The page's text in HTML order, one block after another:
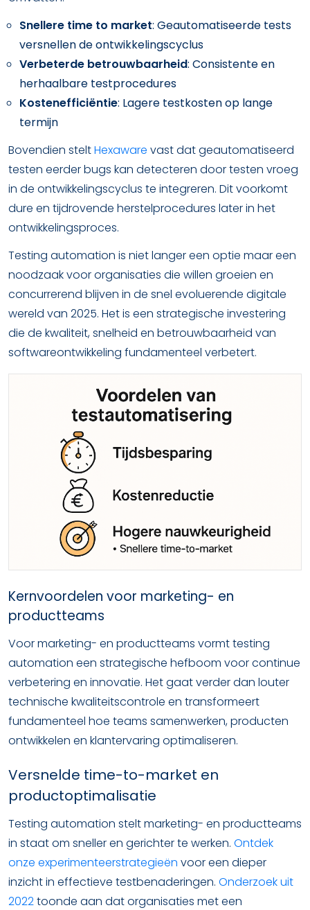
Snellere time to market: Geautomatiseerde tests
versnellen de ontwikkelingscyclus
Verbeterde betrouwbaarheid: Consistente en
herhaalbare testprocedures
Kostenefficiëntie: Lagere testkosten op lange
termijn
Bovendien steltHexaware vast dat geautomatiseerd
testen eerder bugs kan detecteren door testen vroeg
in de ontwikkelingscyclus te integreren. Dit voorkomt
dure en tijdrovende herstelprocedures later in het
ontwikkelingsproces.
Testing automation is niet langer een optie maar een
noodzaak voor organisaties die willen groeien en
concurrerend blijven in de snel evoluerende digitale
wereld van 2025. Het is een strategische investering
die de kwaliteit, snelheid en betrouwbaarheid van
softwareontwikkeling fundamenteel verbetert.
Kernvoordelen voor marketing- en
productteams
Voor marketing- en productteams vormt testing
automation een strategische hefboom voor continue
verbetering en innovatie. Het gaat verder dan louter
technische kwaliteitscontrole en transformeert
fundamenteel hoe teams samenwerken, producten
ontwikkelen en klantervaring optimaliseren.
Versnelde time-to-market en
productoptimalisatie
Testing automation stelt marketing- en productteams
in staat om sneller en gerichter te werken. Ontdek
onze experimenteerstrategieën voor een dieper
inzicht in effectieve testbenaderingen. Onderzoek uit
2022toonde aan dat organisaties met een